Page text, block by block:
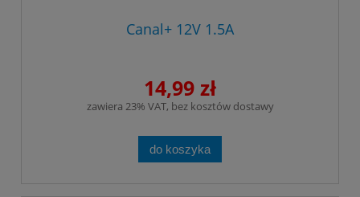
Canal+ 12V 1.5A
14,99 zł
zawiera 23% VAT, bez kosztów dostawy
do koszyka